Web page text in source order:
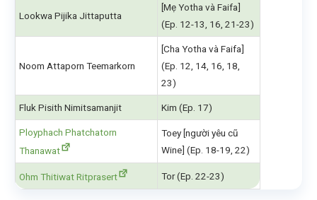
Lookwa Pijika Jittaputta
[Mẹ Yotha và Faifa]
(Ep. 12-13, 16, 21-23)
Noom Attaporn Teemarkorn
[Cha Yotha và Faifa]
(Ep. 12, 14, 16, 18,
23)
Fluk Pisith Nimitsamanjit Kim (Ep. 17)
Ployphach Phatchatorn
Thanawat
Toey [người yêu cũ
Wine] (Ep. 18-19, 22)
Ohm Thitiwat Ritprasert Tor (Ep. 22-23)